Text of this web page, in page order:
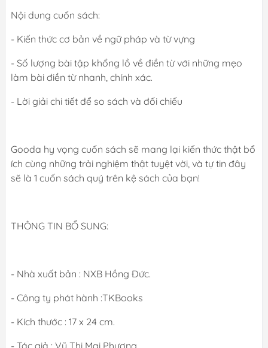
Nội dung cuốn sách:
- Kiến thức cơ bản về ngữ pháp và từ vựng
- Số lượng bài tập khổng lồ về điền từ với những mẹo
làm bài điền từ nhanh, chính xác.
- Lời giải chi tiết để so sách và đối chiếu
Gooda hy vọng cuốn sách sẽ mang lại kiến thức thật bổ
ích cùng những trải nghiệm thật tuyệt vời, và tự tin đây
sẽ là 1 cuốn sách quý trên kệ sách của bạn!
THÔNG TIN BỔ SUNG:
- Nhà xuất bản : NXB Hồng Đức.
- Công ty phát hành :TKBooks
- Kích thước : 17 x 24 cm.